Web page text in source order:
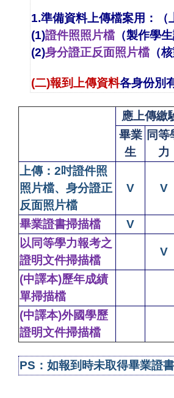
1.準備資料上傳檔案用：
(1)證件照照片檔（製作學
(2)身分證正反面照片檔（
(二)報到上傳資料各身份別
應上傳繳
畢業
生
同等
力
上傳：2吋證件照
照片檔、身分證正
反面照片檔
V V
畢業證書掃描檔
V
以同等學力報考之
證明文件掃描檔
V
(中譯本)歷年成績
單掃描檔
(中譯本)外國學歷
證明文件掃描檔
PS ：如報到時未取得畢業證